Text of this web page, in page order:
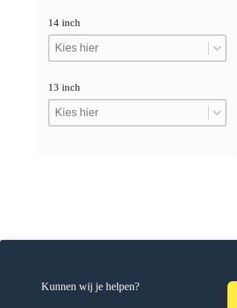
14 inch
14 inch
14 inch
14 inch
13 inch
13 inch
13 inch
13 inch
Kunnen wij je helpen?